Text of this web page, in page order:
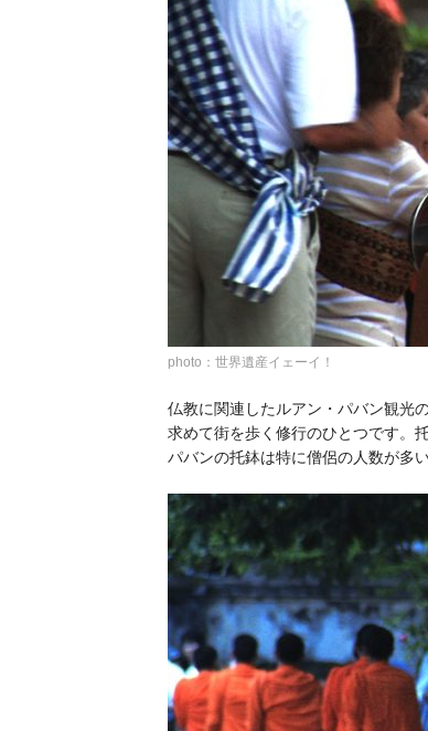
photo：世界遺産イェーイ！
仏教に関連したルアン・パバン観光
求めて街を歩く修行のひとつです。
パバンの托鉢は特に僧侶の人数が多